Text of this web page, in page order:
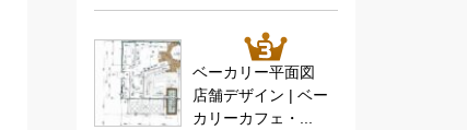
ベーカリー平面図
店舗デザイン | ベー
カリーカフェ・...